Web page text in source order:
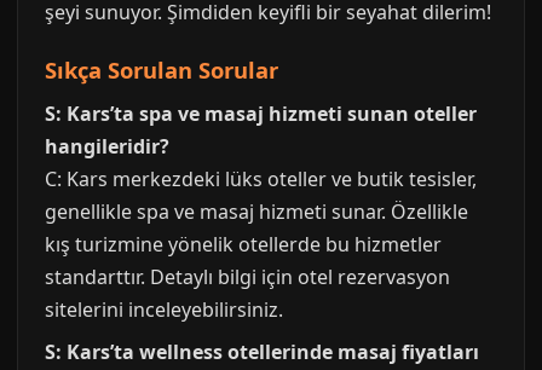
şeyi sunuyor. Şimdiden keyifli bir seyahat dilerim!
Sıkça Sorulan Sorular
S: Kars’ta spa ve masaj hizmeti sunan oteller
hangileridir?
C: Kars merkezdeki lüks oteller ve butik tesisler,
genellikle spa ve masaj hizmeti sunar. Özellikle
kış turizmine yönelik otellerde bu hizmetler
standarttır. Detaylı bilgi için otel rezervasyon
sitelerini inceleyebilirsiniz.
S: Kars’ta wellness otellerinde masaj fiyatları